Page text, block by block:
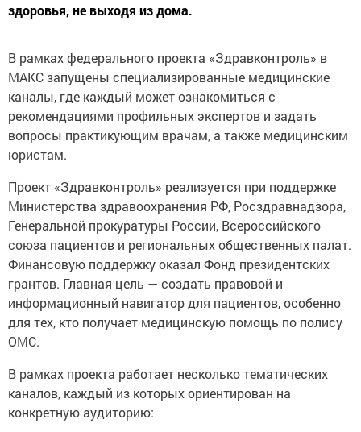
здоровья, не выходя из дома.
В рамках федерального проекта «Здравконтроль» в
МАКС запущены специализированные медицинские
каналы, где каждый может ознакомиться с
рекомендациями профильных экспертов и задать
вопросы практикующим врачам, а также медицинским
юристам.
Проект «Здравконтроль» реализуется при поддержке
Министерства здравоохранения РФ, Росздравнадзора,
Генеральной прокуратуры России, Всероссийского
союза пациентов и региональных общественных палат.
Финансовую поддержку оказал Фонд президентских
грантов. Главная цель — создать правовой и
информационный навигатор для пациентов, особенно
для тех, кто получает медицинскую помощь по полису
ОМС.
В рамках проекта работает несколько тематических
каналов, каждый из которых ориентирован на
конкретную аудиторию: